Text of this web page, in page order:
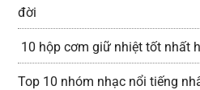
đời
10 hộp cơm giữ nhiệt tốt nhất
Top 10 nhóm nhạc nổi tiếng